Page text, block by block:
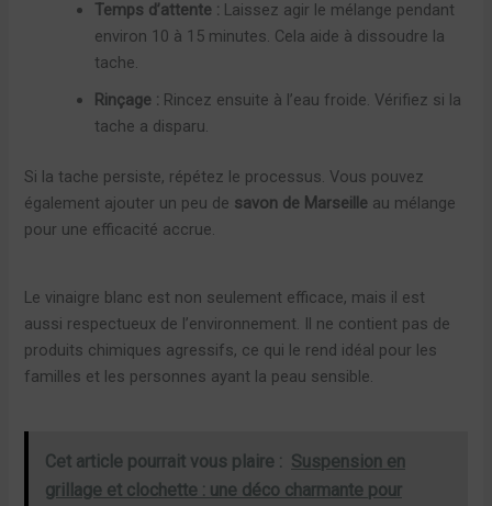
Temps d’attente : Laissez agir le mélange pendant
environ 10 à 15 minutes. Cela aide à dissoudre la
tache.
Rinçage : Rincez ensuite à l’eau froide. Vérifiez si la
tache a disparu.
Si la tache persiste, répétez le processus. Vous pouvez
également ajouter un peu de savon de Marseille au mélange
pour une efficacité accrue.
Le vinaigre blanc est non seulement efficace, mais il est
aussi respectueux de l’environnement. Il ne contient pas de
produits chimiques agressifs, ce qui le rend idéal pour les
familles et les personnes ayant la peau sensible.
Cet article pourrait vous plaire : Suspension en
grillage et clochette : une déco charmante pour